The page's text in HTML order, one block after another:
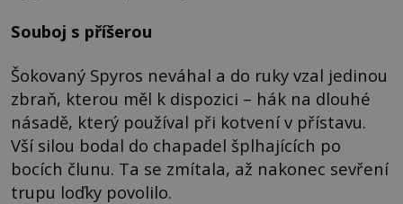
Souboj s příšerou
Šokovaný Spyros neváhal a do ruky vzal jedinou
zbraň, kterou měl k dispozici – hák na dlouhé
násadě, který používal při kotvení v přístavu.
Vší silou bodal do chapadel šplhajících po
bocích člunu. Ta se zmítala, až nakonec sevření
trupu loďky povolilo.